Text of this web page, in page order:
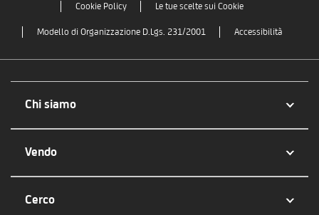
Cookie Policy Le tue scelte sui Cookie
Modello di Organizzazione D.Lgs. 231/2001 Accessibilità
Chi siamo
Vendo
Cerco